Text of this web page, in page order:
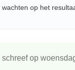
op het
schreef op